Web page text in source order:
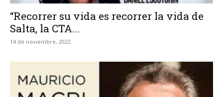
“Recorrer su vida es recorrer la vida de
Salta, la CTA...
14 de noviembre, 2022